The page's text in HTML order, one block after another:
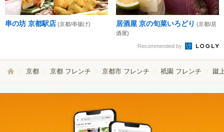
串の坊 京都駅店 (京都/串揚げ) 居酒屋 京の旬菜いろどり (京都/居
酒屋)
Recommended by
京都 京都 フレンチ 京都市 フレンチ 祇園 フレンチ 蹴